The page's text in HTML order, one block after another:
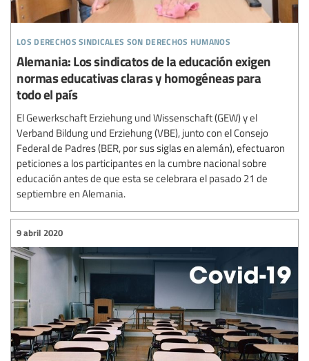
los derechos sindicales son derechos humanos
Alemania: Los sindicatos de la educación exigen
normas educativas claras y homogéneas para
todo el país
El Gewerkschaft Erziehung und Wissenschaft (GEW) y el
Verband Bildung und Erziehung (VBE), junto con el Consejo
Federal de Padres (BER, por sus siglas en alemán), efectuaron
peticiones a los participantes en la cumbre nacional sobre
educación antes de que esta se celebrara el pasado 21 de
septiembre en Alemania.
9 abril 2020